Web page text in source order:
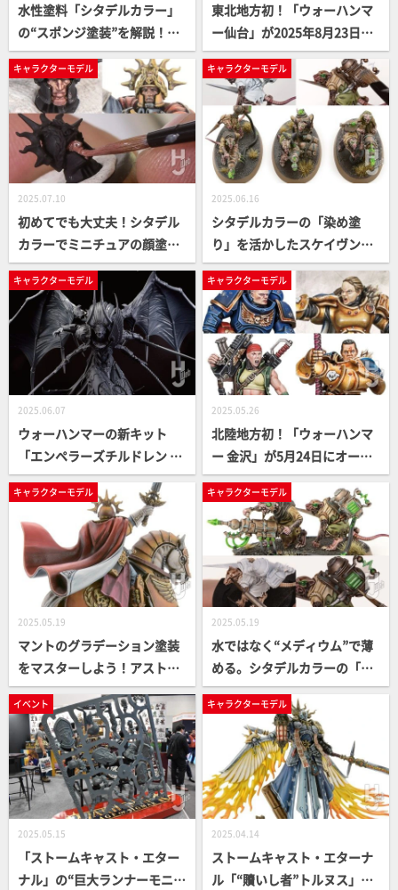
水性塗料「シタデルカラー」
の“スポンジ塗装”を解説！さ
まざまなプラキットに応用で
きる塗装法を習得しよう【ウ
ォーハンマー ビルド＆ペイン
ティングTIPS集】
東北地方初！「ウォーハンマ
ー仙台」が2025年8月23日
（土）にオープン！開店から
9日間限定の記念商品も販
売！
キャラクターモデル
2025.07.10
初めてでも大丈夫！シタデル
カラーでミニチュアの顔塗り
の基本をレクチャー！【War
hammer ビルド＆ペインティ
ングTIPS集】
キャラクターモデル
2025.06.16
シタデルカラーの「染め塗
り」を活かしたスケイヴンの
完成作例「ワープスパーク・
ウェポンバッテリー」をご紹
介！武器を選んで作り上げる
ワクワク感！ひと箱でスケイ
ヴンのユニークさを味わおう
キャラクターモデル
2025.06.07
ウォーハンマーの新キット
「エンペラーズチルドレン フ
ルグリム」をピックアップ！
弧を描く胴体、大迫力の翼な
ど大注目アイテムの造形を詳
しく解説
キャラクターモデル
2025.05.26
北陸地方初！「ウォーハンマ
ー 金沢」が5月24日にオープ
ン！オープン記念の店舗限定
ミニチュア（オープン日から
9日間限定）も発売中！
キャラクターモデル
2025.05.19
マントのグラデーション塗装
をマスターしよう！アスト
ラ・ミリタルム「太陽卿レオ
ントゥス」が完成作例をご覧
あれ！【WE LOVE Warhamm
er】
キャラクターモデル
2025.05.19
水ではなく“メディウム”で薄
める。シタデルカラーの「染
め塗り」テクニックをご紹介
【Warhammer ビルド＆ペイ
ンティングTIPS集】
イベント
2025.05.15
「ストームキャスト・エター
ナル」の“巨大ランナーモニュ
キャラクターモデル
2025.04.14
ストームキャスト・エターナ
ル「“贖いし者”トルヌス」作